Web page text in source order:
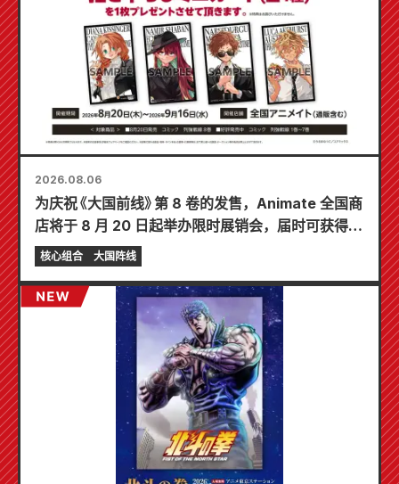
2026.08.06
为庆祝《大国前线》第 8 卷的发售，Animate 全国商
店将于 8 月 20 日起举办限时展销会，届时可获得特
制迷你卡片（共 4 种）！
核心组合 大国阵线